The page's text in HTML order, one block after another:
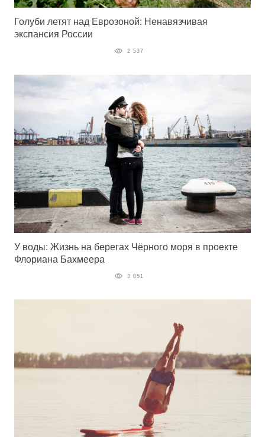
Голуби летят над Еврозоной: Ненавязчивая
экспансия России
2 537
У воды: Жизнь на берегах Чёрного моря в проекте
Флориана Бахмеера
3 851